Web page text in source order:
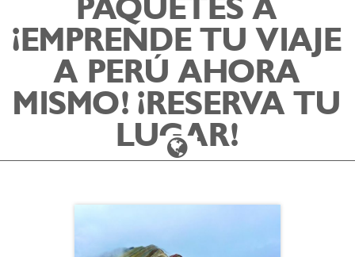
PAQUETES A
¡EMPRENDE TU VIAJE
A PERÚ AHORA
MISMO! ¡RESERVA TU
LUGAR!